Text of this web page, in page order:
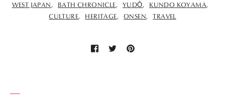
WEST JAPAN BATH CHRONICLE YUDŌ
KUNDO KOYAMA
CULTURE
HERITAGE ONSEN TRAVEL